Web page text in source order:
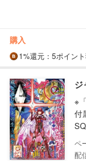
購入
1%還元 ：5ポイン
ジ
※
付
配